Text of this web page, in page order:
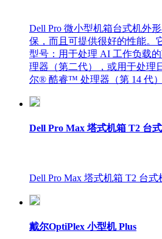
Dell Pro 微小型机箱台式机外
保，而且可提供很好的性能。
型号：用于处理 AI 工作负载
理器（第二代），或用于处理
尔® 酷睿™ 处理器（第 14 代）
Dell Pro Max 塔式机箱 T2 台
Dell Pro Max 塔式机箱 T2 台式
戴尔OptiPlex 小型机 Plus